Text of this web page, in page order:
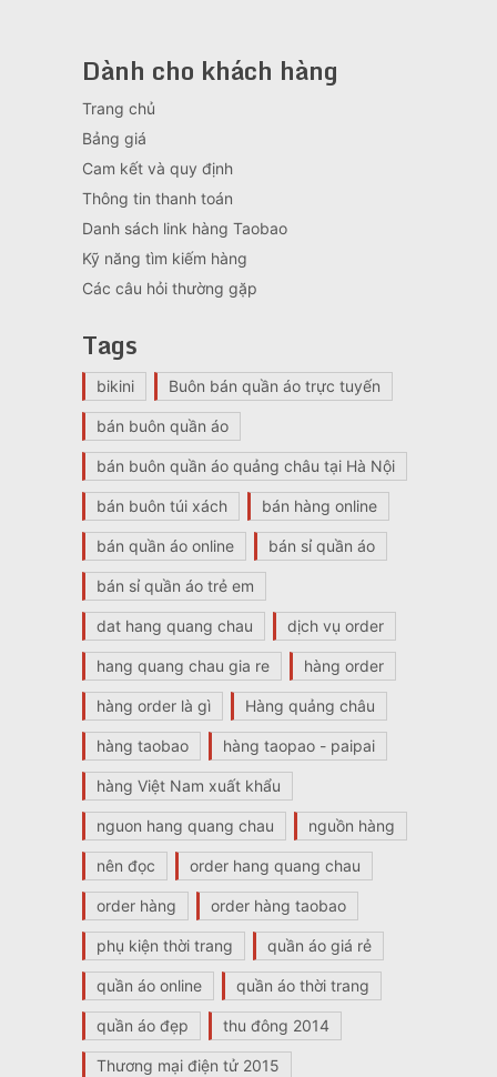
Dành cho khách hàng
Trang chủ
Bảng giá
Cam kết và quy định
Thông tin thanh toán
Danh sách link hàng Taobao
Kỹ năng tìm kiếm hàng
Các câu hỏi thường gặp
Tags
bikini Buôn bán quần áo trực tuyến
bán buôn quần áo
bán buôn quần áo quảng châu tại Hà Nội
bán buôn túi xách bán hàng online
bán quần áo online bán sỉ quần áo
bán sỉ quần áo trẻ em
dat hang quang chau dịch vụ order
hang quang chau gia re hàng order
hàng order là gì Hàng quảng châu
hàng taobao hàng taopao - paipai
hàng Việt Nam xuất khẩu
nguon hang quang chau nguồn hàng
nên đọc order hang quang chau
order hàng order hàng taobao
phụ kiện thời trang quần áo giá rẻ
quần áo online quần áo thời trang
quần áo đẹp thu đông 2014
Thương mại điện tử 2015